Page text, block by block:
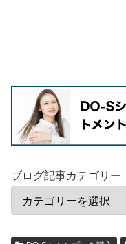
ブログ記事カテゴリー